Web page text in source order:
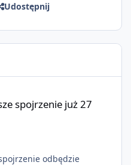
Udostępnij
spojrzenie już 27
odbędzie